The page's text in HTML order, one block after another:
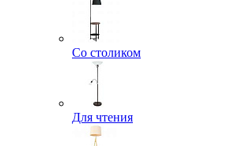
Со столиком
Для чтения